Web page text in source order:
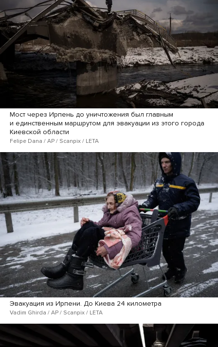
Мост через Ирпень до уничтожения был главным
и единственным маршрутом для эвакуации из этого города
Киевской области
Felipe Dana / AP / Scanpix / LETA
Эвакуация из Ирпени. До Киева 24 километра
Vadim Ghirda / AP / Scanpix / LETA